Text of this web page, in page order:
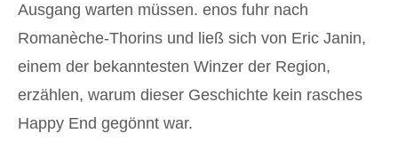
Ausgang warten müssen. enos fuhr nach
Romanèche-Thorins und ließ sich von Eric Janin,
einem der bekanntesten Winzer der Region,
erzählen, warum dieser Geschichte kein rasches
Happy End gegönnt war.